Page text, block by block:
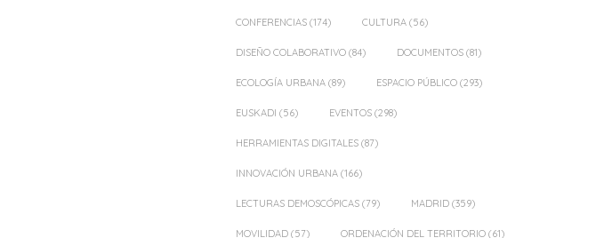
CONFERENCIAS (174) CULTURA (56)
DISEÑO COLABORATIVO (84) DOCUMENTOS (81)
ECOLOGÍA URBANA (89) ESPACIO PÚBLICO (293)
EUSKADI (56) EVENTOS (298)
HERRAMIENTAS DIGITALES (87)
INNOVACIÓN URBANA (166)
LECTURAS DEMOSCÓPICAS (79) MADRID (359)
MOVILIDAD (57) ORDENACIÓN DEL TERRITORIO (61)